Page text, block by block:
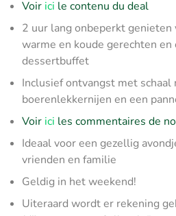
Voir ici le contenu du deal
2 uur lang onbeperkt genieten
warme en koude gerechten
dessertbuffet
Inclusief ontvangst met
boerenlekkernijen en een
Voir ici les commentaires de
Ideaal voor een gezellig
vrienden en familie
Geldig in het weekend!
Uiteraard wordt er rekening